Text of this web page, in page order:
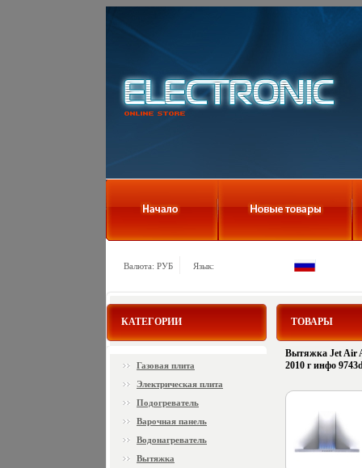
Валюта: РУБ Язык:
КАТЕГОРИИ
Газовая плита
Электрическая плита
Подогреватель
Варочная панель
Водонагреватель
Вытяжка
ТОВАРЫ
Вытяжка Jet Air
2010 г инфо